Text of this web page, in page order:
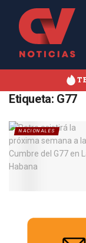
Etiqueta: G77
NACIONALES